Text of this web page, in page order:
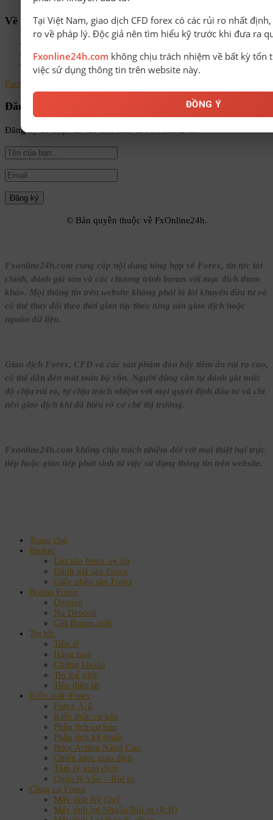
Về chúng tôi
Điều khoản & Điều kiện
Facebook
Đăng ký nhận tin
Đăng ký để nhận tin tức mới nhất từ FxOnline24h!
© Bản quyền thuộc về FxOnline24h.
Fxonline24h.com cung cấp nội dung tổng hợp về Forex, tin tức tài
chính, đánh giá sàn và các chương trình bonus với mục đích tham
khảo. Mọi thông tin trên website không phải là lời khuyên đầu tư và
có thể thay đổi theo thời gian tùy theo từng sàn giao dịch hoặc
nguồn dữ liệu.
Giao dịch Forex, CFD và các sản phẩm đòn bẩy tiềm ẩn rủi ro cao,
có thể dẫn đến mất toàn bộ vốn. Người dùng cần tự đánh giá mức
độ chịu rủi ro, tự chịu trách nhiệm với mọi quyết định đầu tư và chỉ
nên giao dịch khi đã hiểu rõ cơ chế thị trường.
Fxonline24h.com không chịu trách nhiệm đối với mọi thiệt hại trực
tiếp hoặc gián tiếp phát sinh từ việc sử dụng thông tin trên website.
Trang chủ
Broker
List sàn forex uy tín
Đánh giá sàn Forex
Giấy phép sàn Forex
Bonus Forex
Deposit
No Deposit
Gửi Bonus mới
Tin tức
Tiền tệ
Hàng hoá
Chứng khoán
Tin thế giới
Tiền điện tử
Kiến thức Forex
Forex A-Z
Kiến thức cơ bản
Phân tích cơ bản
Phân tích kỹ thuật
Price Action Nâng Cao
Chiến lược giao dịch
Tâm lý giao dịch
Quản lý vốn – Rủi ro
Công cụ Forex
Máy tính Ký Quỹ
Máy tính lợi Nhuận/Rủi ro (R:R)
Tại Việt Nam, giao dịch CFD forex có các rủi ro nhất
ro về pháp lý. Độc giả nên tìm hiểu kỹ trước khi đưa ra
Fxonline24h.com không chịu trách nhiệm về bất kỳ tổn
việc sử dụng thông tin trên website này.
ĐỒNG Ý